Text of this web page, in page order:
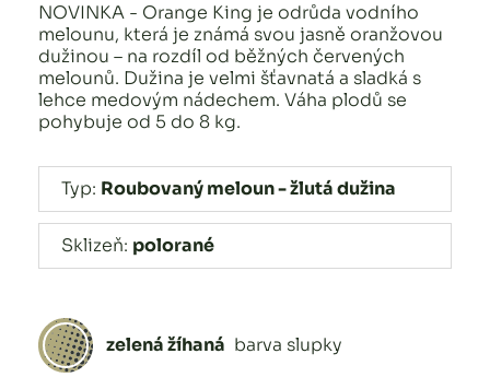
NOVINKA - Orange King je odrůda vodního
melounu, která je známá svou jasně oranžovou
dužinou – na rozdíl od běžných červených
melounů. Dužina je velmi šťavnatá a sladká s
lehce medovým nádechem. Váha plodů se
pohybuje od 5 do 8 kg.
Typ: Roubovaný meloun - žlutá dužina
Sklizeň: polorané
zelená žíhaná barva slupky